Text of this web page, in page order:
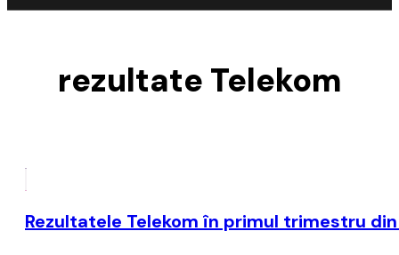
rezultate Telekom
Rezultatele Telekom în primul trimestru din